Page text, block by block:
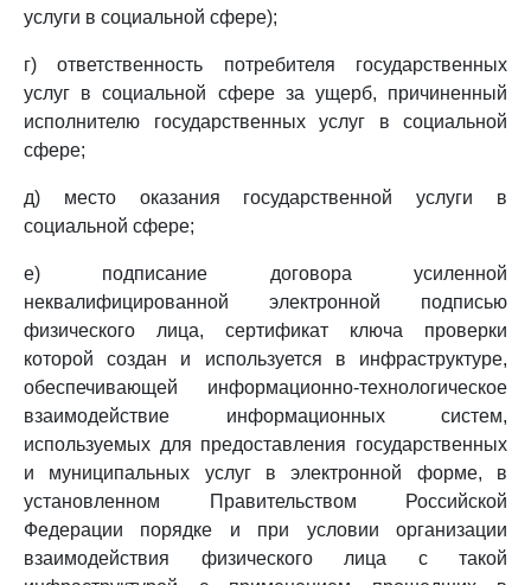
услуги в социальной сфере);
г) ответственность потребителя государственных
услуг в социальной сфере за ущерб, причиненный
исполнителю государственных услуг в социальной
сфере;
д) место оказания государственной услуги в
социальной сфере;
е) подписание договора усиленной
неквалифицированной электронной подписью
физического лица, сертификат ключа проверки
которой создан и используется в инфраструктуре,
обеспечивающей информационно-технологическое
взаимодействие информационных систем,
используемых для предоставления государственных
и муниципальных услуг в электронной форме, в
установленном Правительством Российской
Федерации порядке и при условии организации
взаимодействия физического лица с такой